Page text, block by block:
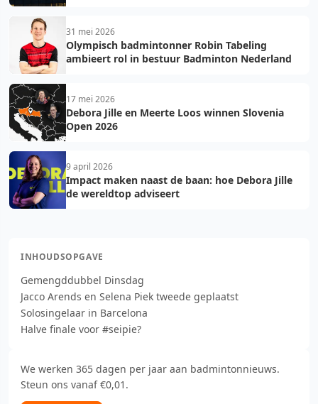
31 mei 2026
Olympisch badmintonner Robin Tabeling
ambieert rol in bestuur Badminton Nederland
17 mei 2026
Debora Jille en Meerte Loos winnen Slovenia
Open 2026
9 april 2026
Impact maken naast de baan: hoe Debora Jille
de wereldtop adviseert
INHOUDSOPGAVE
Gemengddubbel Dinsdag
Jacco Arends en Selena Piek tweede geplaatst
Solosingelaar in Barcelona
Halve finale voor #seipie?
We werken 365 dagen per jaar aan badmintonnieuws.
Steun ons vanaf €0,01.